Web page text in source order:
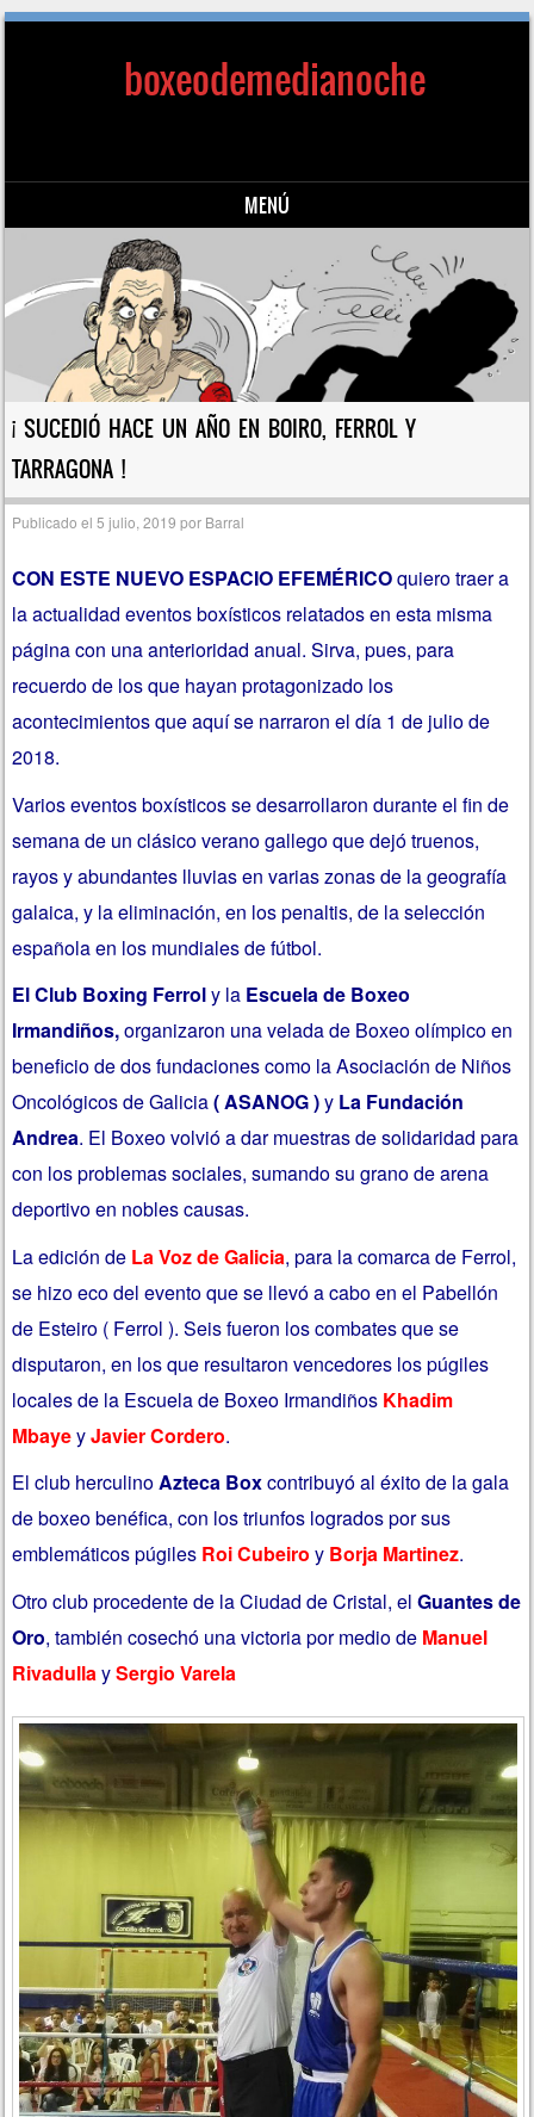
boxeodemedianoche
MENÚ
Saltar al contenido
¡ SUCEDIÓ HACE UN AÑO EN BOIRO, FERROL Y
TARRAGONA !
Publicado el5 julio, 2019 por Barral
CON ESTE NUEVO ESPACIO EFEMÉRICOquiero traer a
la actualidad eventos boxísticos relatados en esta misma
página con una anterioridad anual. Sirva, pues, para
recuerdo de los que hayan protagonizado los
acontecimientos que aquí se narraron el día 1 de julio de
2018.
Varios eventos boxísticos se desarrollaron durante el fin de
semana de un clásico verano gallego que dejó truenos,
rayos y abundantes lluvias en varias zonas de la geografía
galaica, y la eliminación, en los penaltis, de la selección
española en los mundiales de fútbol.
El Club Boxing Ferroly la Escuela de Boxeo
Irmandiños,organizaron una velada de Boxeo olímpico en
beneficio de dos fundaciones como la Asociación de Niños
Oncológicos de Galicia( ASANOG )y La Fundación
Andrea. El Boxeo volvió a dar muestras de solidaridad para
con los problemas sociales, sumando su grano de arena
deportivo en nobles causas.
La edición de La Voz de Galicia, para la comarca de Ferrol,
se hizo eco del evento que se llevó a caboen el Pabellón
de Esteiro ( Ferrol ). Seis fueron los combates que se
disputaron, en los que resultaron vencedores los púgiles
locales de la Escuela de Boxeo Irmandiños Khadim
MbayeyJavier Cordero.
El club herculinoAzteca Boxcontribuyó al éxito de la gala
de boxeo benéfica, con los triunfos logrados por sus
emblemáticos púgiles Roi Cubeiro y Borja Martinez.
Otro club procedente de la Ciudad de Cristal, elGuantes de
Oro, también cosechó una victoria por medio de Manuel
RivadullaySergio Varela